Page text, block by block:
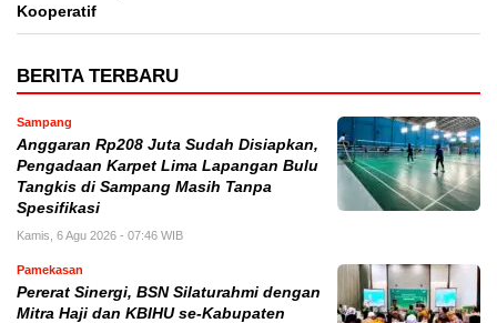
Kooperatif
BERITA TERBARU
Sampang
Anggaran Rp208 Juta Sudah Disiapkan,
Pengadaan Karpet Lima Lapangan Bulu
Tangkis di Sampang Masih Tanpa
Spesifikasi
Kamis, 6 Agu 2026 - 07:46 WIB
Pamekasan
Pererat Sinergi, BSN Silaturahmi dengan
Mitra Haji dan KBIHU se-Kabupaten